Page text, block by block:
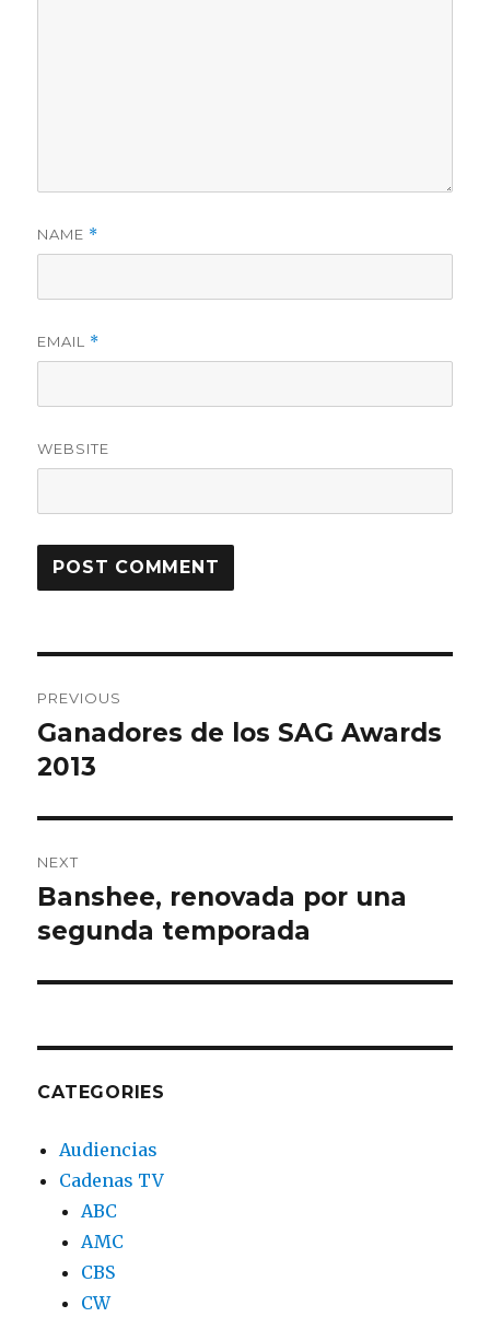
NAME *
EMAIL *
WEBSITE
navigation
PREVIOUS
Previous
post:
Ganadores de los SAG Awards
2013
NEXT
Next
post:
Banshee, renovada por una
segunda temporada
CATEGORIES
Audiencias
Cadenas TV
ABC
AMC
CBS
CW